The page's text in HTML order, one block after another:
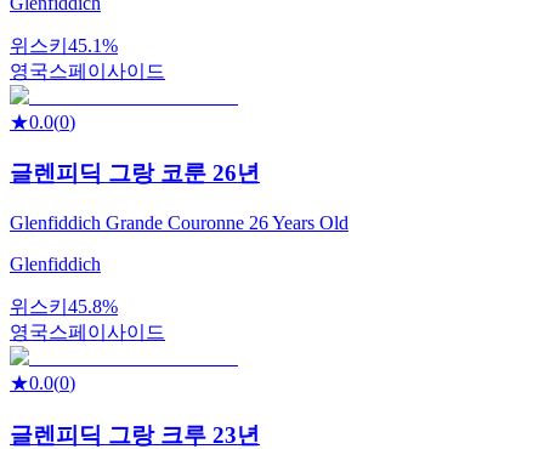
위스키 45.1%
영국스페이사이드
★0.0(0)
글렌피딕 그랑 코룬 26년
Glenfiddich Grande Couronne 26 Years Old
Glenfiddich
위스키 45.8%
영국스페이사이드
★0.0(0)
글렌피딕 그랑 크루 23년